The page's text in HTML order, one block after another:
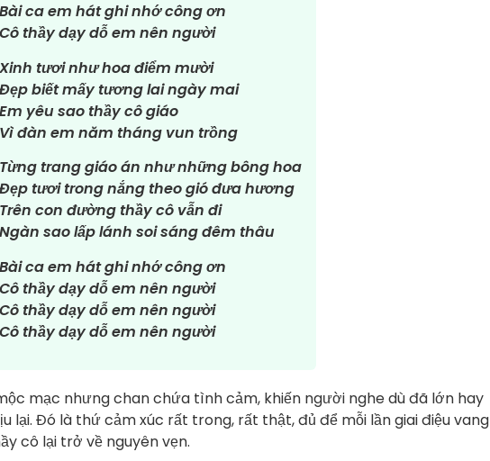
Bài ca em hát ghi nhớ công ơn
Cô thầy dạy dỗ em nên người
Xinh tươi như hoa điểm mười
Đẹp biết mấy tương lai ngày mai
Em yêu sao thầy cô giáo
Vì đàn em năm tháng vun trồng
Từng trang giáo án như những bông hoa
Đẹp tươi trong nắng theo gió đưa hương
Trên con đường thầy cô vẫn đi
Ngàn sao lấp lánh soi sáng đêm thâu
Bài ca em hát ghi nhớ công ơn
Cô thầy dạy dỗ em nên người
Cô thầy dạy dỗ em nên người
Cô thầy dạy dỗ em nên người
mạc nhưng chan chứa tình cảm, khiến người nghe dù đã lớn hay
lại. Đó là thứ cảm xúc rất trong, rất thật, đủ để mỗi lần giai điệu vang
cô lại trở về nguyên vẹn.